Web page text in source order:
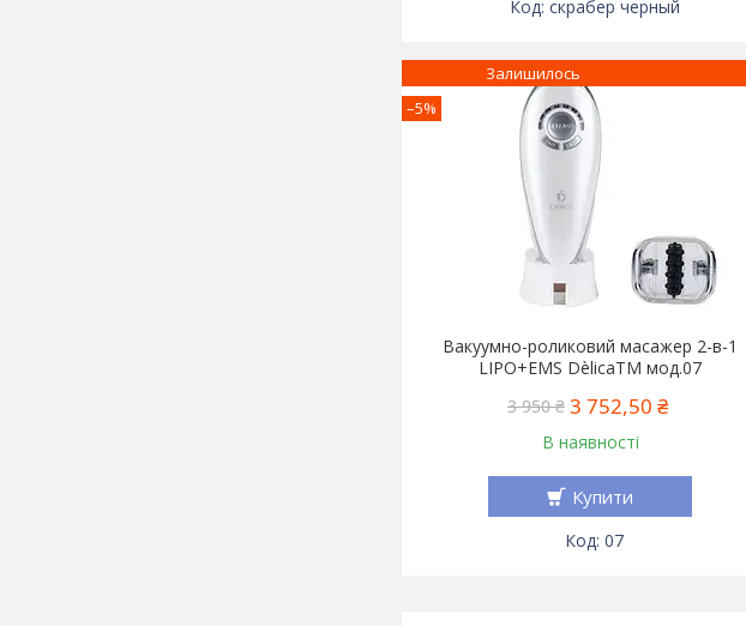
скрабер черный
–5%
Залишилось
Вакуумно-роликовий масажер 2-в-1
LIPO+EMS DèlicaTM мод.07
3 950 ₴ 3 752,50 ₴
В наявності
Купити
07